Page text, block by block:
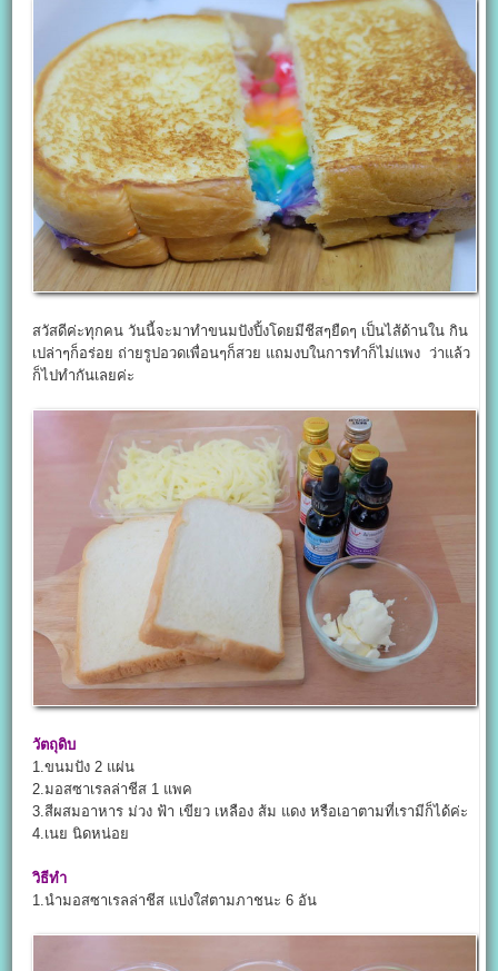
สวัสดีค่ะทุกคน วันนี้จะมาทำขนมปังปิ้งโดยมีชีสๆยืดๆ เป็นไส้ด้านใน กิน
เปล่าๆก็อร่อย ถ่ายรูปอวดเพื่อนๆก็สวย แถมงบในการทำก็ไม่แพง ว่าแล้ว
ก็ไปทำกันเลยค่ะ
วัตถุดิบ
1.ขนมปัง 2 แผ่น
2.มอสซาเรลล่าชีส 1 แพค
3.สีผสมอาหาร ม่วง ฟ้า เขียว เหลือง ส้ม แดง หรือเอาตามที่เรามีก็ได้ค่ะ
4.เนย นิดหน่อย
วิธีทำ
1.นำมอสซาเรลล่าชีส แบ่งใส่ตามภาชนะ 6 อัน